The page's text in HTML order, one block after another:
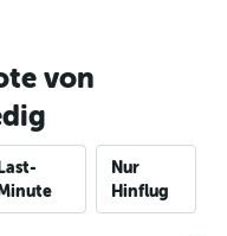
von
Nur
Hinflug